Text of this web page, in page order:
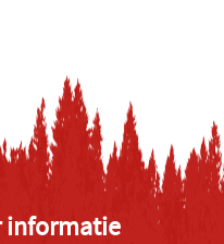
informatie